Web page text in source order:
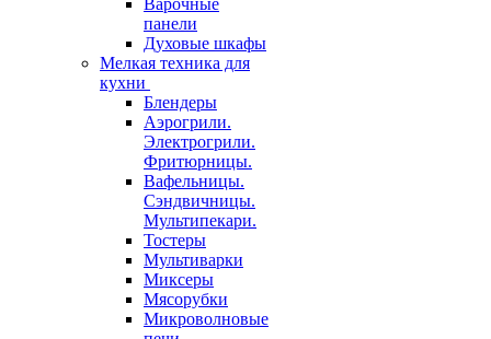
Варочные
панели
Духовые шкафы
Мелкая техника для
кухни
Блендеры
Аэрогрили.
Электрогрили.
Фритюрницы.
Вафельницы.
Сэндвичницы.
Мультипекари.
Тостеры
Мультиварки
Миксеры
Мясорубки
Микроволновые